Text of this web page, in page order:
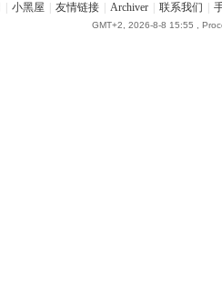
小黑屋 友情链接 Archiver 联系我们
GMT+2, 2026-8-8 15:55 ,